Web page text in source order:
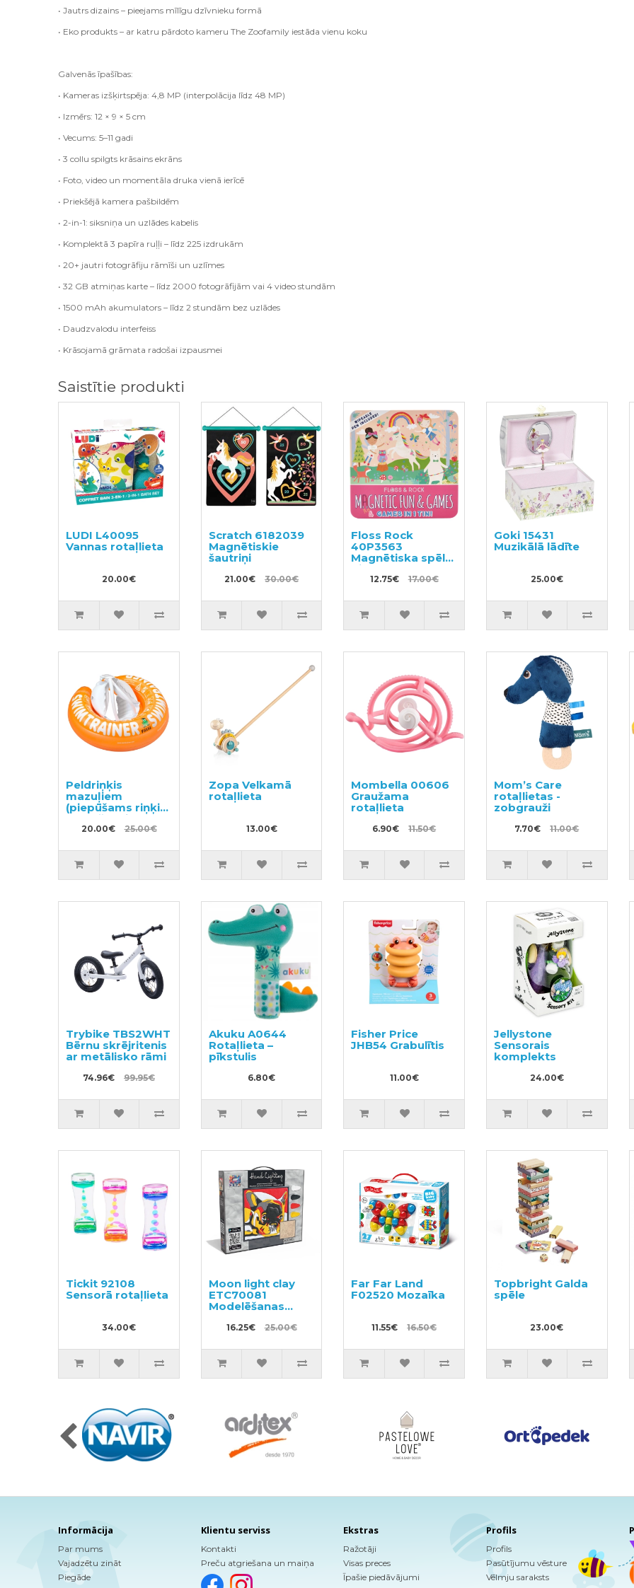
• Jautrs dizains – pieejams mīlīgu dzīvnieku formā
• Eko produkts – ar katru pārdoto kameru The Zoofamily iestāda vienu koku
Galvenās īpašības:
• Kameras izšķirtspēja: 4,8 MP (interpolācija līdz 48 MP)
• Izmērs: 12 × 9 × 5 cm
• Vecums: 5–11 gadi
• 3 collu spilgts krāsains ekrāns
• Foto, video un momentāla druka vienā ierīcē
• Priekšējā kamera pašbildēm
• 2-in-1: siksniņa un uzlādes kabelis
• Komplektā 3 papīra ruļļi – līdz 225 izdrukām
• 20+ jautri fotogrāfiju rāmīši un uzlīmes
• 32 GB atmiņas karte – līdz 2000 fotogrāfijām vai 4 video stundām
• 1500 mAh akumulators – līdz 2 stundām bez uzlādes
• Daudzvalodu interfeiss
• Krāsojamā grāmata radošai izpausmei
Saistītie produkti
LUDI L40095
Vannas rotaļlieta
20.00€
Scratch 6182039
Magnētiskie
šautriņi
21.00€ 30.00€
Floss Rock
40P3563
Magnētiska spēle
4in1
12.75€ 17.00€
Goki 15431
Muzikālā lādīte
25.00€
Peldriņķis
mazuļiem
(piepūšams riņķis
peldēšanai) no 2
-6 gadiem Freds
Classic
20.00€ 25.00€
Zopa Velkamā
rotaļlieta
13.00€
Mombella 00606
Graužama
rotaļlieta
6.90€ 11.50€
Mom’s Care
rotaļlietas -
zobgrauži
7.70€ 11.00€
Trybike TBS2WHT
Bērnu skrējritenis
ar metālisko rāmi
74.96€ 99.95€
Akuku A0644
Rotaļlieta –
pīkstulis
6.80€
Fisher Price
JHB54 Grabulītis
11.00€
Jellystone
Sensorais
komplekts
24.00€
Tickit 92108
Sensorā rotaļlieta
34.00€
Moon light clay
ETC70081
Modelēšanas
16.25€ 25.00€
Far Far Land
F02520 Mozaīka
11.55€ 16.50€
Topbright Galda
spēle
23.00€
Informācija
Par mums
Vajadzētu zināt
Piegāde
Klientu serviss
Kontakti
Preču atgriešana un maiņa
Ekstras
Ražotāji
Visas preces
Īpašie piedāvājumi
Profils
Profils
Pasūtījumu vēsture
Vēlmju saraksts